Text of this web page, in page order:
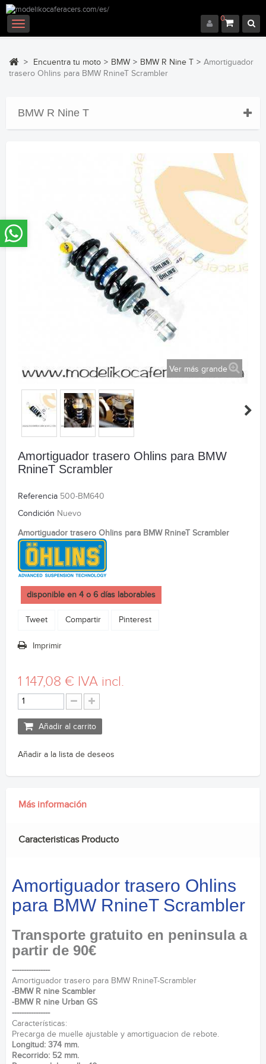
0
Navegación
Toggle
> Encuentra tu moto > BMW > BMW R Nine T > Amortiguador
trasero Ohlins para BMW RnineT Scrambler
BMW R Nine T
Ver más grande
Amortiguador trasero Ohlins para BMW
RnineT Scrambler
Referencia 500-BM640
Condición Nuevo
Amortiguador trasero Ohlins para BMW RnineT Scrambler
disponible en 4 o 6 días laborables
Tweet Compartir Pinterest
Imprimir
1 147,08 € IVA incl.
Añadir al carrito
Añadir a la lista de deseos
Más información
Caracteristicas Producto
Amortiguador trasero Ohlins
para BMW RnineT Scrambler
Transporte gratuito en peninsula a
partir de 90€
----------------
Amortiguador trasero para BMW RnineT-Scrambler
-BMW R nine Scambler
-BMW R nine Urban GS
----------------
Características:
Precarga de muelle ajustable y amortiguacion de rebote.
Longitud: 374 mm.
Recorrido: 52 mm.